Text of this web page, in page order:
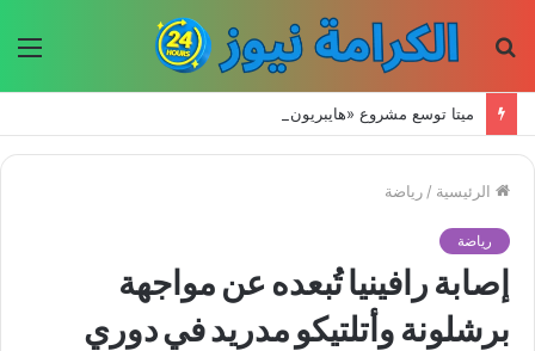
الرئيسية / رياضة
رياضة
إصابة رافينيا تُبعده عن مواجهة
برشلونة وأتلتيكو مدريد في دوري